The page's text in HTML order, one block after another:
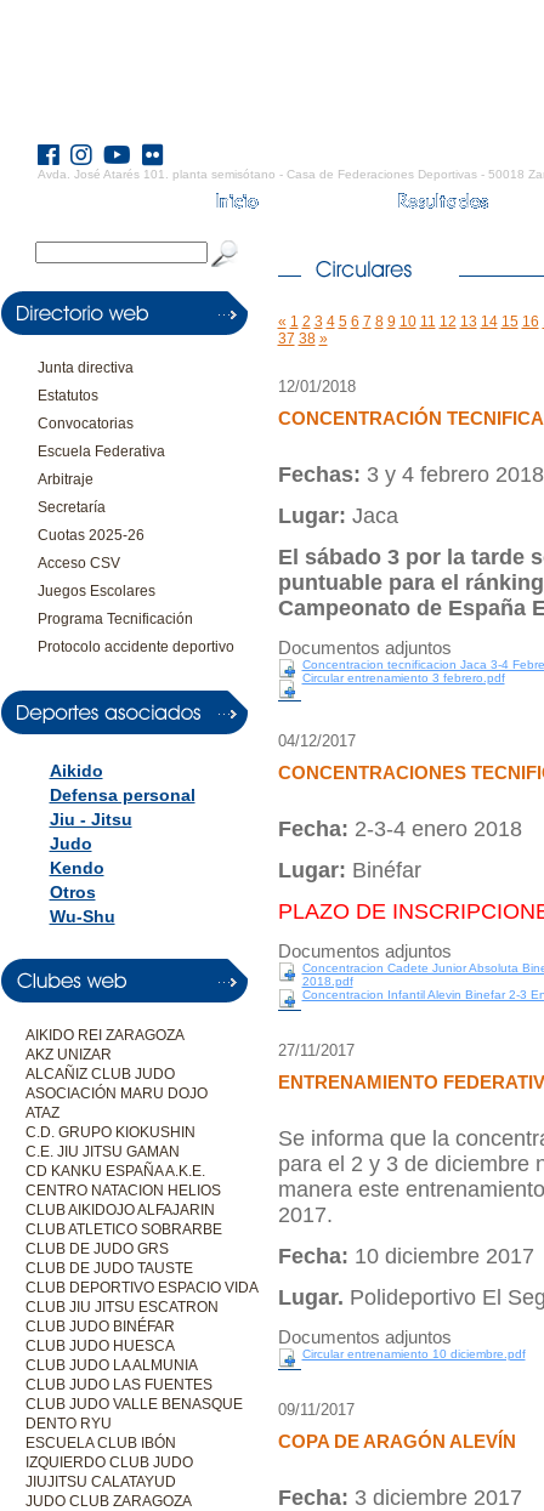
Avda. José Atarés 101. planta semisótano - Casa de Federaciones Deportivas - 50018
Junta directiva
Estatutos
Convocatorias
Escuela Federativa
Arbitraje
Secretaría
Cuotas 2025-26
Acceso CSV
Juegos Escolares
Programa Tecnificación
Protocolo accidente deportivo
Aikido
Defensa personal
Jiu - Jitsu
Judo
Kendo
Otros
Wu-Shu
AIKIDO REI ZARAGOZA
AKZ UNIZAR
ALCAÑIZ CLUB JUDO
ASOCIACIÓN MARU DOJO
ATAZ
C.D. GRUPO KIOKUSHIN
C.E. JIU JITSU GAMAN
CD KANKU ESPAÑA A.K.E.
CENTRO NATACION HELIOS
CLUB AIKIDOJO ALFAJARIN
CLUB ATLETICO SOBRARBE
CLUB DE JUDO GRS
CLUB DE JUDO TAUSTE
CLUB DEPORTIVO ESPACIO VIDA
CLUB JIU JITSU ESCATRON
CLUB JUDO BINÉFAR
CLUB JUDO HUESCA
CLUB JUDO LA ALMUNIA
CLUB JUDO LAS FUENTES
CLUB JUDO VALLE BENASQUE
DENTO RYU
ESCUELA CLUB IBÓN
IZQUIERDO CLUB JUDO
JIUJITSU CALATAYUD
JUDO CLUB ZARAGOZA
« 1 2 3 4 5 6 7 8 9 10 11 12 13 14 15 16
37 38 »
12/01/2018
CONCENTRACIÓN
Fechas: 3 y 4 febrero 2018
Lugar: Jaca
El sábado 3 por la tarde
puntuable para el
Campeonato de España
Documentos adjuntos
Concentracion tecnificacion Jaca 3-4
Circular entrenamiento 3 febrero.pdf
04/12/2017
CONCENTRACIONES
Fecha: 2-3-4 enero 2018
Lugar: Binéfar
PLAZO DE
Documentos adjuntos
Concentracion Cadete Junior Absoluta
2018.pdf
Concentracion Infantil Alevin Binefar 2-3
27/11/2017
ENTRENAMIENTO
Se informa que la
para el 2 y 3 de diciembre
manera este
2017.
Fecha: 10 diciembre 2017
Lugar. Polideportivo El
Documentos adjuntos
Circular entrenamiento 10 diciembre.pdf
09/11/2017
COPA DE ARAGÓN ALEVÍN
Fecha: 3 diciembre 2017